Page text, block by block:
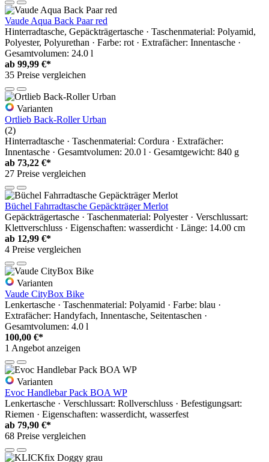
Vaude Aqua Back Paar red
Hinterradtasche, Gepäckträgertasche · Taschenmaterial: Polyamid,
Polyester, Polyurethan · Farbe: rot · Extrafächer: Innentasche ·
Gesamtvolumen: 24.0 l
ab 99,99 €*
35 Preise vergleichen
Varianten
Ortlieb Back-Roller Urban
(2)
Hinterradtasche · Taschenmaterial: Cordura · Extrafächer:
Innentasche · Gesamtvolumen: 20.0 l · Gesamtgewicht: 840 g
ab 73,22 €*
27 Preise vergleichen
Büchel Fahrradtasche Gepäckträger Merlot
Gepäckträgertasche · Taschenmaterial: Polyester · Verschlussart:
Klettverschluss · Eigenschaften: wasserdicht · Länge: 14.00 cm
ab 12,99 €*
4 Preise vergleichen
Varianten
Vaude CityBox Bike
Lenkertasche · Taschenmaterial: Polyamid · Farbe: blau ·
Extrafächer: Handyfach, Innentasche, Seitentaschen ·
Gesamtvolumen: 4.0 l
100,00 €*
1 Angebot anzeigen
Varianten
Evoc Handlebar Pack BOA WP
Lenkertasche · Verschlussart: Rollverschluss · Befestigungsart:
Riemen · Eigenschaften: wasserdicht, wasserfest
ab 79,90 €*
68 Preise vergleichen